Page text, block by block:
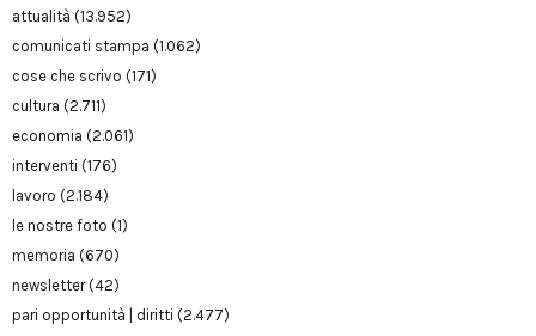
attualità (13.952)
comunicati stampa (1.062)
cose che scrivo (171)
cultura (2.711)
economia (2.061)
interventi (176)
lavoro (2.184)
le nostre foto (1)
memoria (670)
newsletter(42)
pari opportunità | diritti (2.477)